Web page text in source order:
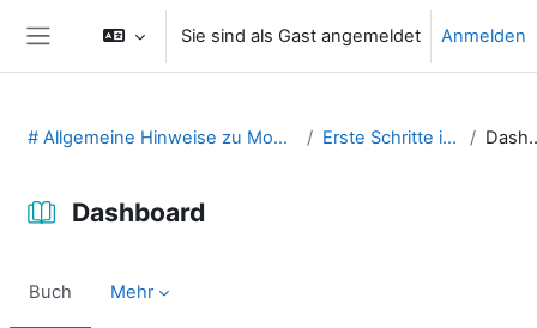
Website-Übersicht
Sie sind als Gast angemeldet Anmelden
# Allgemeine Hinweise zu Moodle (29131475) Erste Schritte in Moodle
Dashboard
Buch Mehr